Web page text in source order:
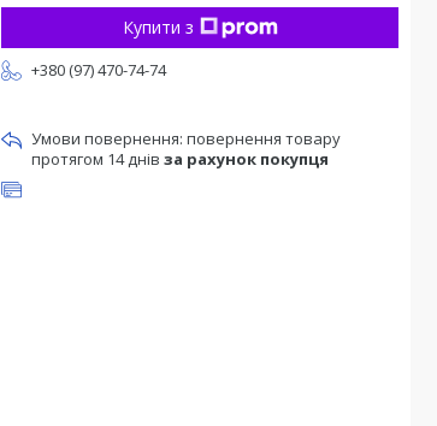
Купити з
+380 (97) 470-74-74
повернення товару
протягом 14 днів за рахунок покупця